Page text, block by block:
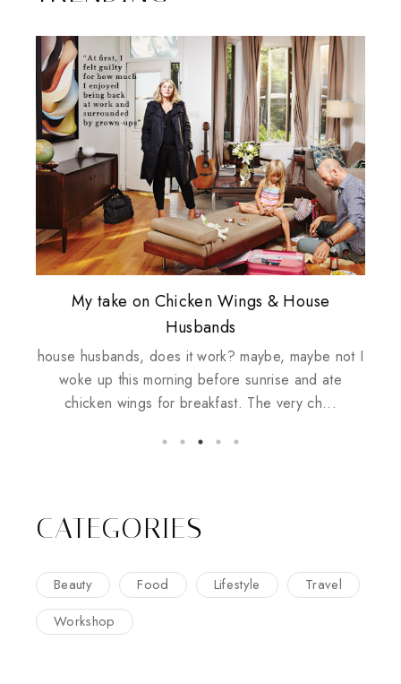
Review: Tsuya Tsuya Angel Eyes
Plusizekitten Easter Surprise Giveaway
My take on Chicken Wings & House
Husbands
house husbands, does it work? maybe, maybe not I
woke up this morning before sunrise and ate
chicken wings for breakfast. The very ch...
Standing Up For Myself
Come & Be K.I.S.S.ed by Kinerase!
CATEGORIES
Beauty Food Lifestyle
Travel
Workshop